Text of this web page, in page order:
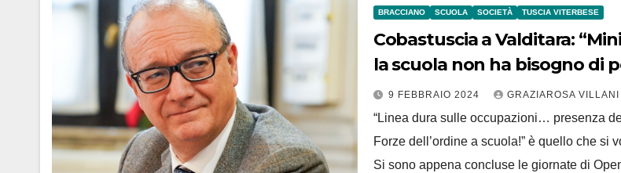
BRACCIANO SCUOLA SOCIETÀ TUSCIA VITERBESE
Cobastuscia a Valditara:
la scuola non ha bisogno di
9 FEBBRAIO 2024 GRAZIAROSA VILLANI
“Linea dura sulle occupazioni… presenza
Forze dell’ordine a scuola!” è quello che si
Si sono appena concluse le giornate di